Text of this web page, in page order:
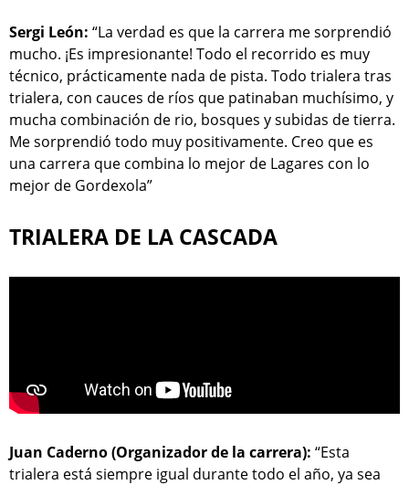
Sergi León: “La verdad es que la carrera me sorprendió
mucho. ¡Es impresionante! Todo el recorrido es muy
técnico, prácticamente nada de pista. Todo trialera tras
trialera, con cauces de ríos que patinaban muchísimo, y
mucha combinación de rio, bosques y subidas de tierra.
Me sorprendió todo muy positivamente. Creo que es
una carrera que combina lo mejor de Lagares con lo
mejor de Gordexola”
TRIALERA DE LA CASCADA
Juan Caderno (Organizador de la carrera): “Esta
trialera está siempre igual durante todo el año, ya sea